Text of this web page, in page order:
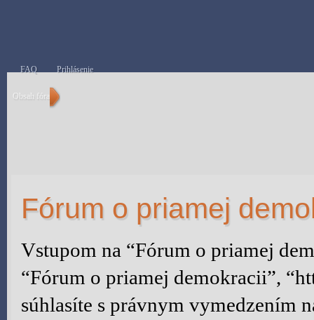
FAQ Prihlásenie
Obsah fóra
Fórum o priamej
Vstupom na “Fórum o priamej
“Fórum o priamej demokracii”,
súhlasíte s právnym vymedzením